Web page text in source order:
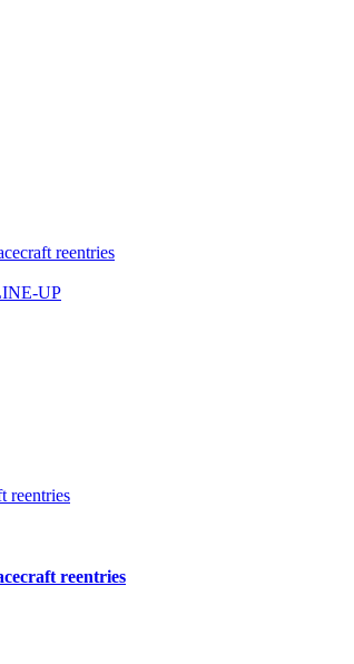
reentries
UP
reentries
reentries